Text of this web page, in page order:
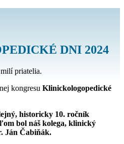
DNI 2024
priatelia.
kongresu Klinickologopedické
historicky 10. ročník
bol náš kolega, klinický
Ján Čabiňák.